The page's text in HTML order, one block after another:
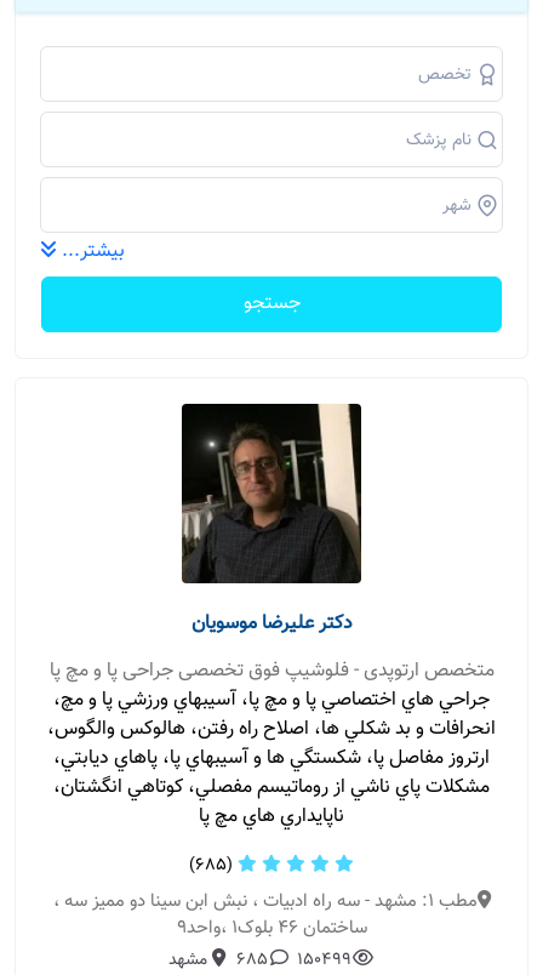
بیشتر...
جستجو
دکتر علیرضا موسویان
متخصص ارتوپدی - فلوشیپ فوق تخصصی جراحی پا و مچ پا
جراحي هاي اختصاصي پا و مچ پا، آسيبهاي ورزشي پا و مچ،
انحرافات و بد شكلي ها، اصلاح راه رفتن، هالوكس والگوس،
ارتروز مفاصل پا، شكستگي ها و آسيبهاي پا، پاهاي ديابتي،
مشكلات پاي ناشي از روماتيسم مفصلي، كوتاهي انگشتان،
ناپايداري هاي مچ پا
(685)
مطب 1: مشهد - سه راه ادبیات ، نبش ابن سینا دو ممیز سه ،
ساختمان 46 بلوک1 ،واحد9
150499
685 مشهد